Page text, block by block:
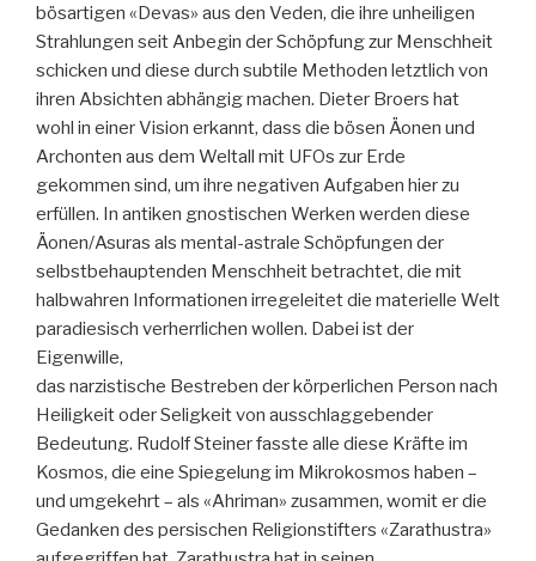
bösartigen «Devas» aus den Veden, die ihre unheiligen
Strahlungen seit Anbegin der Schöpfung zur Menschheit
schicken und diese durch subtile Methoden letztlich von
ihren Absichten abhängig machen. Dieter Broers hat
wohl in einer Vision erkannt, dass die bösen Äonen und
Archonten aus dem Weltall mit UFOs zur Erde
gekommen sind, um ihre negativen Aufgaben hier zu
erfüllen. In antiken gnostischen Werken werden diese
Äonen/Asuras als mental-astrale Schöpfungen der
selbstbehauptenden Menschheit betrachtet, die mit
halbwahren Informationen irregeleitet die materielle Welt
paradiesisch verherrlichen wollen. Dabei ist der
Eigenwille,
das narzistische Bestreben der körperlichen Person nach
Heiligkeit oder Seligkeit von ausschlaggebender
Bedeutung. Rudolf Steiner fasste alle diese Kräfte im
Kosmos, die eine Spiegelung im Mikrokosmos haben –
und umgekehrt – als «Ahriman» zusammen, womit er die
Gedanken des persischen Religionstifters «Zarathustra»